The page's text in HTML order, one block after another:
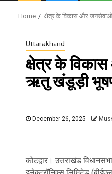
Home क्षेत्र के विकास और
Uttarakhand
क्षेत्र के
ऋतु खंडूड़ी
December 26, 2025
कोटद्वार। उत्तराखंड